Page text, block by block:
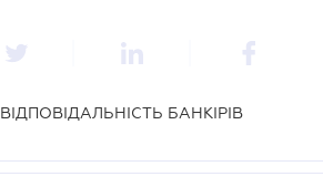
ВІДПОВІДАЛЬНІСТЬ БАНКІРІВ